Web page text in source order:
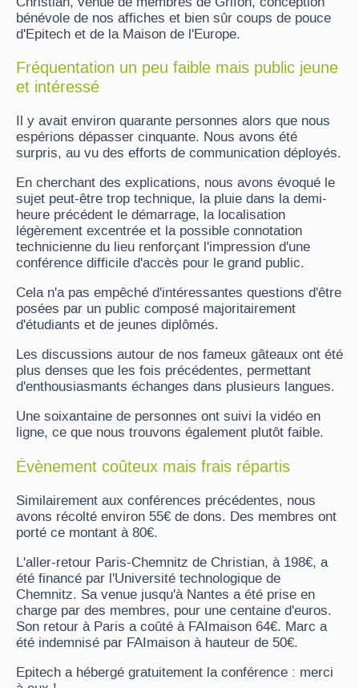
bénévole de nos affiches et bien sûr coups de pouce
d'Epitech et de la Maison de l'Europe.
Fréquentation un peu faible mais public jeune
et intéressé
Il y avait environ quarante personnes alors que nous
espérions dépasser cinquante. Nous avons été
surpris, au vu des efforts de communication déployés.
En cherchant des explications, nous avons évoqué le
sujet peut-être trop technique, la pluie dans la demi-
heure précédent le démarrage, la localisation
légèrement excentrée et la possible connotation
technicienne du lieu renforçant l'impression d'une
conférence difficile d'accès pour le grand public.
Cela n'a pas empêché d'intéressantes questions d'être
posées par un public composé majoritairement
d'étudiants et de jeunes diplômés.
Les discussions autour de nos fameux gâteaux ont été
plus denses que les fois précédentes, permettant
d'enthousiasmants échanges dans plusieurs langues.
Une soixantaine de personnes ont suivi la vidéo en
ligne, ce que nous trouvons également plutôt faible.
Évènement coûteux mais frais répartis
Similairement aux conférences précédentes, nous
avons récolté environ 55€ de dons. Des membres ont
porté ce montant à 80€.
L'aller-retour Paris-Chemnitz de Christian, à 198€, a
été financé par l'Université technologique de
Chemnitz. Sa venue jusqu'à Nantes a été prise en
charge par des membres, pour une centaine d'euros.
Son retour à Paris a coûté à FAImaison 64€. Marc a
été indemnisé par FAImaison à hauteur de 50€.
Epitech a hébergé gratuitement la conférence : merci